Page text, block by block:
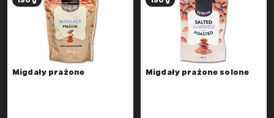
Migdały prażone Migdały prażone solone